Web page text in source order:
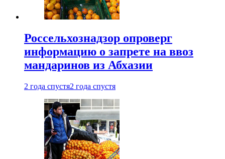
Россельхознадзор опроверг
информацию о запрете на ввоз
мандаринов из Абхазии
2 года спустя2 года спустя